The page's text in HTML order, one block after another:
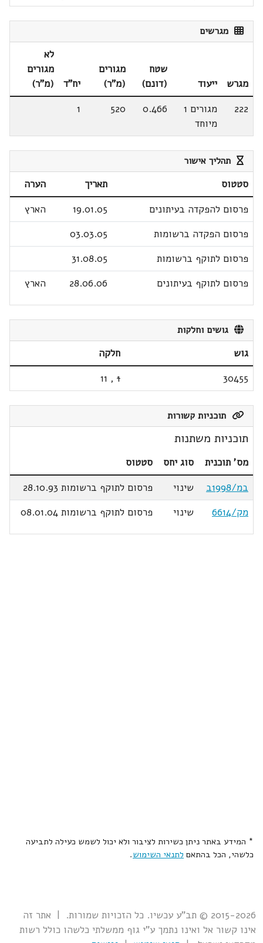
מגרשים
מגרש ייעוד
שטח
(דונם)
מגורים
(מ"ר)
יח"ד
לא
מגורים
(מ"ר)
222
מגורים 1
מיוחד
0.466
520
1
תהליך אישור
סטטוס תאריך
הערה
פרסום להפקדה בעיתונים
19.01.05
הארץ
פרסום הפקדה ברשומות
03.03.05
פרסום לתוקף ברשומות
31.08.05
פרסום לתוקף בעיתונים
28.06.06 הארץ
גושים וחלקות
גוש
חלקה
30455
1
,
11
תוכניות קשורות
תוכניות משתנות
מס' תוכנית סוג יחס
סטטוס
במ/1998ב
שינוי
פרסום לתוקף ברשומות 28.10.93
מק/6614
שינוי פרסום לתוקף ברשומות 08.01.04
* המידע באתר ניתן כשירות לציבור ולא יכול לשמש כעילה לתביעה
כלשהי, הכל בהתאם לתנאי השימוש.
2015-2026 © תב"ע עכשיו. כל הזכויות שמורות. | אתר זה
אינו קשור אל ואינו נתמך ע"י גוף ממשלתי כלשהו כולל רשות